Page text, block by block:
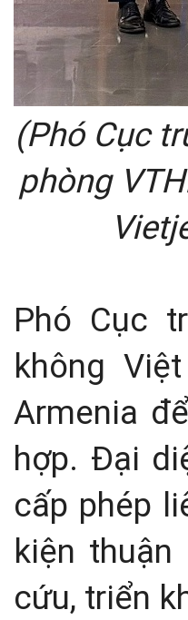
(Phó Cục
phòng
Phó Cục
không
Armenia
hợp. Đại
cấp phép
kiện
cứu, triển